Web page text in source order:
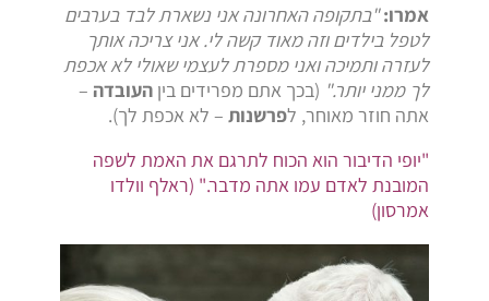
אמרו: "בתקופה האחרונה אני נשארת לבד בערבים
לטפל בילדים וזה מאוד קשה לי. אני צריכה אותך
לעזרה ותמיכה ואני מספרת לעצמי שאולי לא אכפת
לך ממני יותר." (בכך אתם מפרידים בין העובדה –
אתה חוזר מאוחר, לפרשנות– לא אכפת לך).
"יופי הדיבור הוא הכוח לתרגם את האמת לשפה
המובנת לאדם עמו אתה מדבר." (ראלף וולדו
אמרסון)